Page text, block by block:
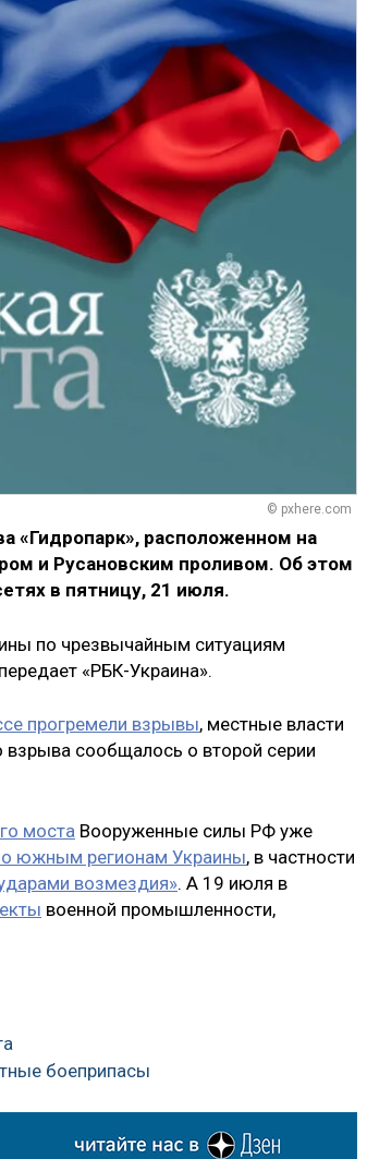
© pxhere.com
«Гидропарк», расположенном на
и Русановским проливом. Об этом
в пятницу, 21 июля.
по чрезвычайным ситуациям
«РБК-Украина».
прогремели взрывы, местные власти
взрыва сообщалось о второй серии
моста Вооруженные силы РФ уже
южным регионам Украины, в частности
возмездия». А 19 июля в
военной промышленности,
боеприпасы